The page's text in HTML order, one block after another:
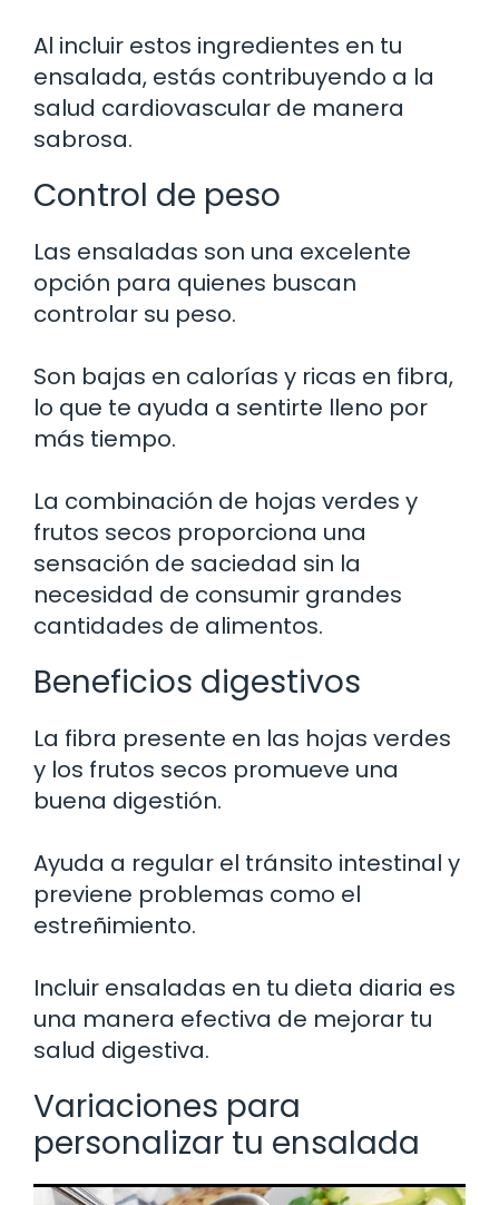
Al incluir estos ingredientes en tu
ensalada, estás contribuyendo a la
salud cardiovascular de manera
sabrosa.
Control de peso
Las ensaladas son una excelente
opción para quienes buscan
controlar su peso.
Son bajas en calorías y ricas en fibra,
lo que te ayuda a sentirte lleno por
más tiempo.
La combinación de hojas verdes y
frutos secos proporciona una
sensación de saciedad sin la
necesidad de consumir grandes
cantidades de alimentos.
Beneficios digestivos
La fibra presente en las hojas verdes
y los frutos secos promueve una
buena digestión.
Ayuda a regular el tránsito intestinal y
previene problemas como el
estreñimiento.
Incluir ensaladas en tu dieta diaria es
una manera efectiva de mejorar tu
salud digestiva.
Variaciones para
personalizar tu ensalada